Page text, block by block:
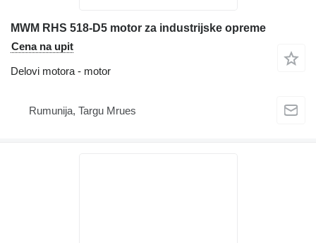
MWM RHS 518-D5 motor za industrijske opreme
Cena na upit
Delovi motora - motor
Rumunija, Targu Mrues